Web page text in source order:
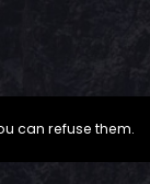
can refuse them.